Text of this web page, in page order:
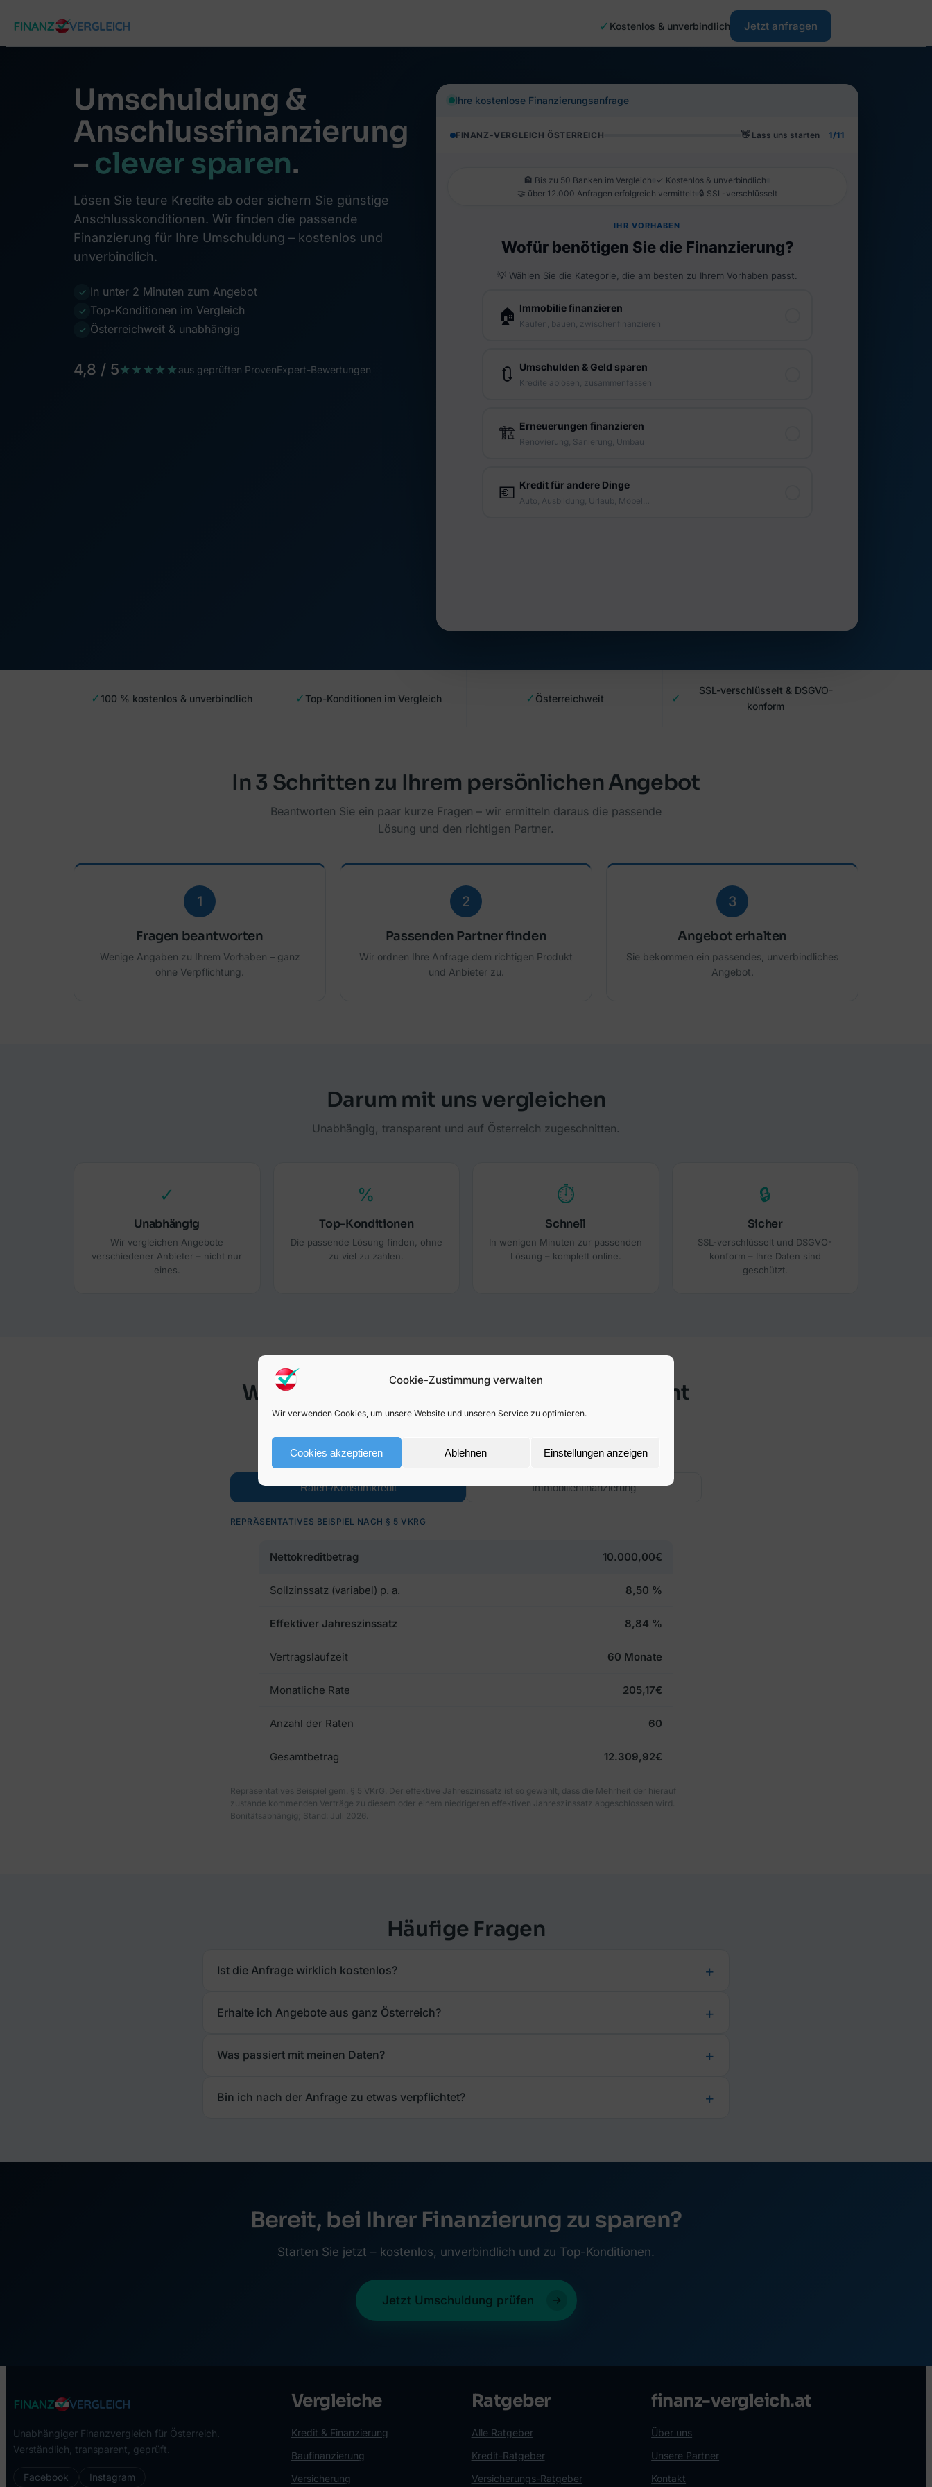
Cookie-Zustimmung verwalten
Wir verwenden Cookies, um unsere Website und unseren Service zu optimieren.
Cookies akzeptieren Ablehnen Einstellungen anzeigen
✓ Kostenlos & unverbindlich Jetzt anfragen
Umschuldung &
Anschlussfinanzierung
– clever sparen.
Lösen Sie teure Kredite ab oder sichern Sie günstige
Anschlusskonditionen. Wir finden die passende
Finanzierung für Ihre Umschuldung – kostenlos und
unverbindlich.
✓ In unter 2 Minuten zum Angebot
✓ Top-Konditionen im Vergleich
✓ Österreichweit & unabhängig
4,8 / 5★★★★★ aus geprüften ProvenExpert-Bewertungen
Ihre kostenlose Finanzierungsanfrage
✓ 100 % kostenlos & unverbindlich ✓Top-Konditionen im Vergleich ✓ Österreichweit ✓
SSL-verschlüsselt & DSGVO-
konform
In 3 Schritten zu Ihrem persönlichen Angebot
Beantworten Sie ein paar kurze Fragen – wir ermitteln daraus die passende
Lösung und den richtigen Partner.
1
Fragen beantworten
Wenige Angaben zu Ihrem Vorhaben – ganz
ohne Verpflichtung.
2
Passenden Partner finden
Wir ordnen Ihre Anfrage dem richtigen Produkt
und Anbieter zu.
3
Angebot erhalten
Sie bekommen ein passendes, unverbindliches
Angebot.
Darum mit uns vergleichen
Unabhängig, transparent und auf Österreich zugeschnitten.
✓
Unabhängig
Wir vergleichen Angebote
verschiedener Anbieter – nicht nur
eines.
%
Top-Konditionen
Die passende Lösung finden, ohne
zu viel zu zahlen.
⏱
Schnell
In wenigen Minuten zur passenden
Lösung – komplett online.
🔒
Sicher
SSL-verschlüsselt und DSGVO-
konform – Ihre Daten sind
geschützt.
Was eine Finanzierung kostet – transparent
Repräsentative Beispiele für Konsum- und Immobilienkredit, inklusive
Nebenkosten – zentral gepflegt und gesetzeskonform (§ 5 VKrG / § 6 HIKrG).
Raten-/Konsumkredit Immobilienfinanzierung
REPRÄSENTATIVES BEISPIEL NACH § 5 VKRG
Nettokreditbetrag 10.000,00€
Sollzinssatz (variabel) p. a. 8,50 %
Effektiver Jahreszinssatz 8,84 %
Vertragslaufzeit 60 Monate
Monatliche Rate 205,17€
Anzahl der Raten 60
Gesamtbetrag 12.309,92€
Repräsentatives Beispiel gem. § 5 VKrG. Der effektive Jahreszinssatz ist so gewählt, dass die Mehrheit der hierauf
zustande kommenden Verträge zu diesem oder einem niedrigeren effektiven Jahreszinssatz abgeschlossen wird.
Bonitätsabhängig; Stand: Juli 2026.
Häufige Fragen
Ist die Anfrage wirklich kostenlos?
Erhalte ich Angebote aus ganz Österreich?
Was passiert mit meinen Daten?
Bin ich nach der Anfrage zu etwas verpflichtet?
Bereit, bei Ihrer Finanzierung zu sparen?
Starten Sie jetzt – kostenlos, unverbindlich und zu Top-Konditionen.
Jetzt Umschuldung prüfen
Unabhängiger Finanzvergleich für Österreich.
Verständlich, transparent, geprüft.
Facebook Instagram
Vergleiche
Kredit & Finanzierung
Baufinanzierung
Versicherung
Ratgeber
Alle Ratgeber
Kredit-Ratgeber
Versicherungs-Ratgeber
finanz-vergleich.at
Über uns
Unsere Partner
Kontakt